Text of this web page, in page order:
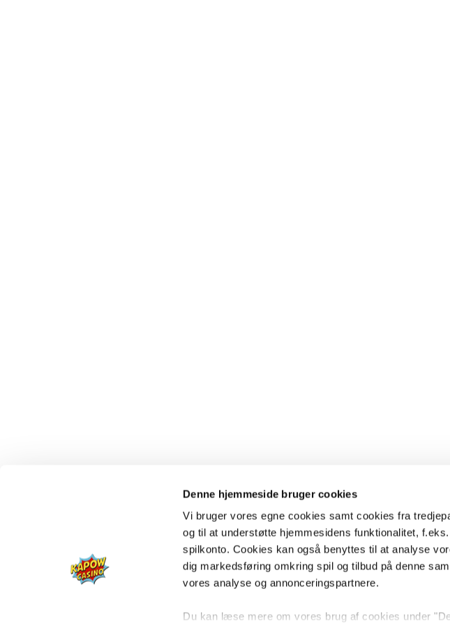
Denne hjemmeside bruger cookies
Vi bruger vores egne cookies samt cookies fra
og til at understøtte hjemmesidens funktionalitet,
spilkonto. Cookies kan også benyttes til at analyse
dig markedsføring omkring spil og tilbud på denne
vores analyse og annonceringspartnere.
Du kan læse mere om vores brug af cookies under